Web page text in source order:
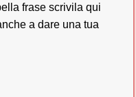
frase scrivila qui
a dare una tua